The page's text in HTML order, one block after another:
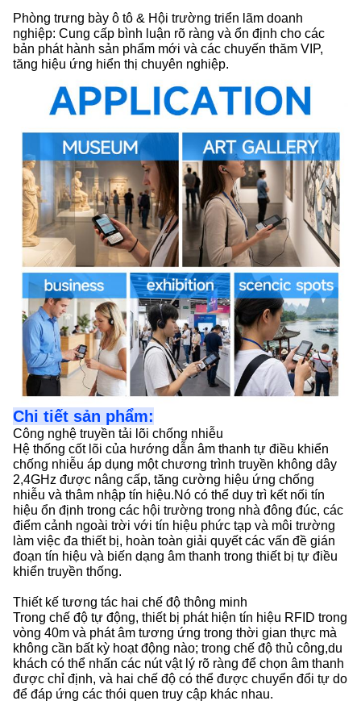
Phòng trưng bày ô tô & Hội trường triển lãm doanh
nghiệp: Cung cấp bình luận rõ ràng và ổn định cho các
bản phát hành sản phẩm mới và các chuyến thăm VIP,
tăng hiệu ứng hiển thị chuyên nghiệp.
Chi tiết sản phẩm:
Công nghệ truyền tải lõi chống nhiễu
Hệ thống cốt lõi của hướng dẫn âm thanh tự điều khiển
chống nhiễu áp dụng một chương trình truyền không dây
2,4GHz được nâng cấp, tăng cường hiệu ứng chống
nhiễu và thâm nhập tín hiệu.Nó có thể duy trì kết nối tín
hiệu ổn định trong các hội trường trong nhà đông đúc, các
điểm cảnh ngoài trời với tín hiệu phức tạp và môi trường
làm việc đa thiết bị, hoàn toàn giải quyết các vấn đề gián
đoạn tín hiệu và biến dạng âm thanh trong thiết bị tự điều
khiển truyền thống.
Thiết kế tương tác hai chế độ thông minh
Trong chế độ tự động, thiết bị phát hiện tín hiệu RFID trong
vòng 40m và phát âm tương ứng trong thời gian thực mà
không cần bất kỳ hoạt động nào; trong chế độ thủ công,du
khách có thể nhấn các nút vật lý rõ ràng để chọn âm thanh
được chỉ định, và hai chế độ có thể được chuyển đổi tự do
để đáp ứng các thói quen truy cập khác nhau.